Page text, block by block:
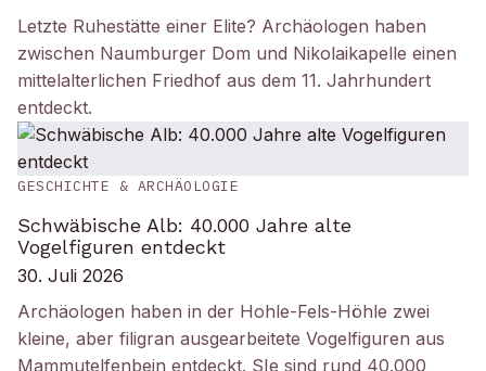
Letzte Ruhestätte einer Elite? Archäologen haben
zwischen Naumburger Dom und Nikolaikapelle einen
mittelalterlichen Friedhof aus dem 11. Jahrhundert
entdeckt.
GESCHICHTE & ARCHÄOLOGIE
Schwäbische Alb: 40.000 Jahre alte
Vogelfiguren entdeckt
30. Juli 2026
Archäologen haben in der Hohle-Fels-Höhle zwei
kleine, aber filigran ausgearbeitete Vogelfiguren aus
Mammutelfenbein entdeckt. SIe sind rund 40.000